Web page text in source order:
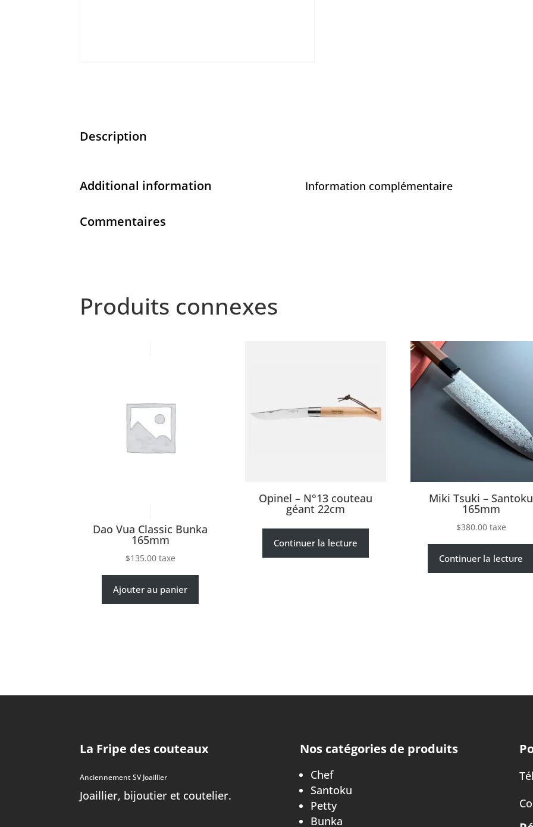
Description
Additional information
Commentaires
Information complémentaire
Produits connexes
Dao Vua Classic Bunka
165mm
$135.00 taxe
Ajouter au panier
Opinel – N°13 couteau
géant 22cm
Continuer la lecture
Miki Tsuki – Santoku
165mm
$380.00 taxe
Continuer la lecture
La Fripe des couteaux
Anciennement SV Joaillier
Joaillier, bijoutier et coutelier.
Nos catégories de produits
Chef
Santoku
Petty
Bunka